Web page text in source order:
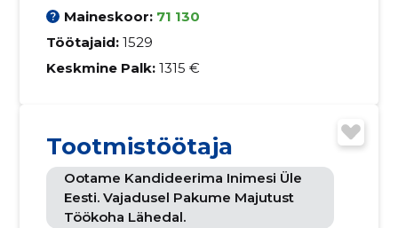
Maineskoor: 71 130
Töötajaid: 1529
Keskmine Palk: 1315 €
Tootmistöötaja
Ootame Kandideerima Inimesi Üle
Eesti. Vajadusel Pakume Majutust
Töökoha Lähedal.